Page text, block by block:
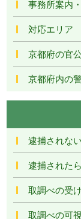
事務所案内
対応エリア
京都府の官
京都府内の
逮捕されな
逮捕されたら
取調べの受
取調べの可